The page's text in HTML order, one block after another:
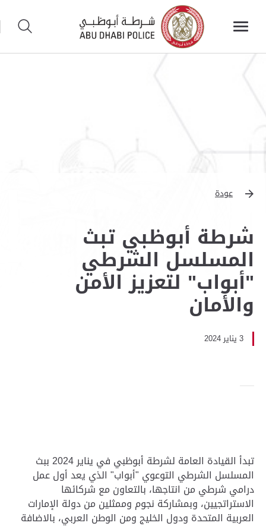
عودة
شرطة أبوظبي تبث
المسلسل الشرطي
"أبواب" لتعزيز الأمن
والأمان
3 يناير 2024
تبدأ القيادة العامة لشرطة أبوظبي في يناير 2024 ببث
المسلسل الشرطي التوعوي "أبواب" الذي يعد أول عمل
درامي شرطي من انتاجها، بالتعاون مع شركائها
الاستراتجيين، وبمشاركة نجوم وممثلين من دولة الإمارات
العربية المتحدة ودول الخليج ومن الوطن العربي، بالاضافة